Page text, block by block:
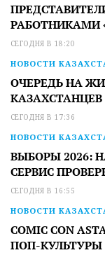
РАБОТНИКАМИ
СЕГОДНЯ В 18:20
НОВОСТИ
ОЧЕРЕДЬ НА
КАЗАХСТАНЦЕВ
СЕГОДНЯ В 17:36
НОВОСТИ
ВЫБОРЫ 2026:
СЕРВИС
СЕГОДНЯ В 16:55
НОВОСТИ
COMIC CON
ПОП-КУЛЬТУРЫ